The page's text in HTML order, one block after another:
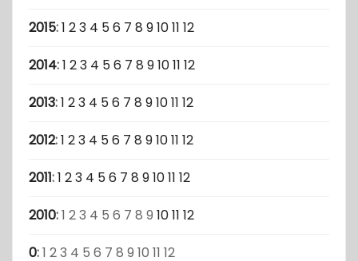
2015:1 23 4 56 7 8 91011 12
2014:1 23 4 56 7 8 91011 12
2013:1 23 4 56 7 8 91011 12
2012:1 23 4 56 7 8 91011 12
2011:1 23 4 56 7 8 91011 12
2010:1 23 4 5 6 7 8 9 1011 12
0:1 23 4 5 6 7 8 9 10 11 12